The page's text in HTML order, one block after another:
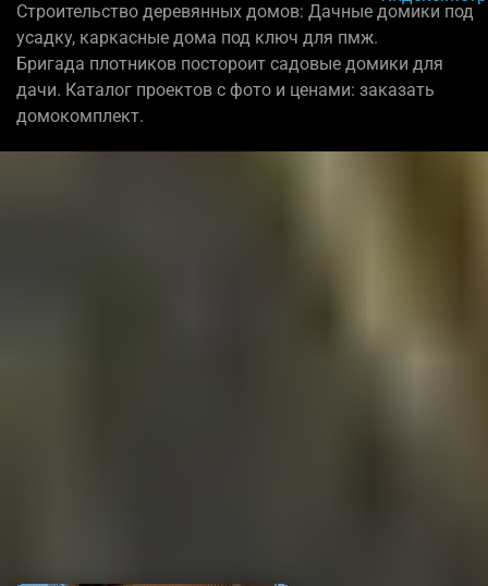
Строительство деревянных домов: Дачные домики под
усадку, каркасные дома под ключ для пмж.
Бригада плотников постороит садовые домики для
дачи. Каталог проектов с фото и ценами: заказать
домокомплект.